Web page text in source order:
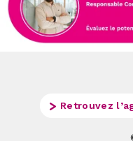
Retrouvez